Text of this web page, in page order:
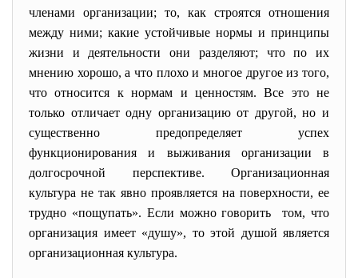
членами организации; то, как строятся отношения
между ними; какие устойчивые нормы и принципы
жизни и деятельности они разделяют; что по их
мнению хорошо, а что плохо и многое другое из того,
что относится к нормам и ценностям. Все это не
только отличает одну организацию от другой, но и
существенно предопределяет успех
функционирования и выживания организации в
долгосрочной перспективе. Организационная
культура не так явно проявляется на поверхности, ее
трудно «пощупать». Если можно говорить том, что
организация имеет «душу», то этой душой является
организационная культура.